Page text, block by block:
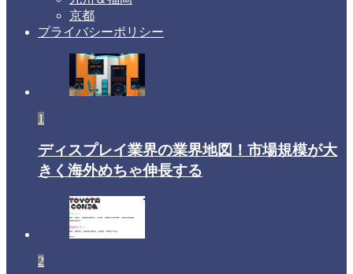
京都
プライバシーポリシー
1
ディスプレイ業界の業界地図！市場規模が大
きく海外めちゃ伸長する
2